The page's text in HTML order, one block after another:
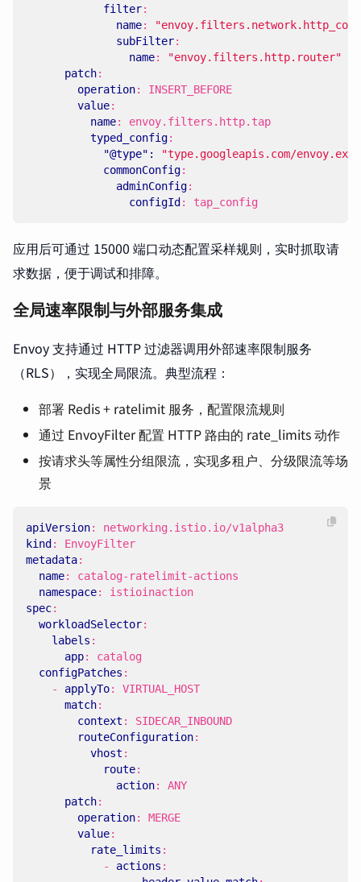
filter:
name:
subFilter:
name:
"envoy.filters.http.router"
patch:
operation:
INSERT_BEFORE
value:
name:
envoy.filters.http.tap
typed_config:
"@type":
"type.googleapis.com/
commonConfig:
adminConfig:
configId: tap_config
应用后可通过 15000 端口动态配置采样规则，实时抓取请
求数据，便于调试和排障。
全局速率限制与外部服务集成
Envoy 支持通过 HTTP 过滤器调用外部速率限制服务
（RLS），实现全局限流。典型流程：
部署 Redis + ratelimit 服务，配置限流规则
通过 EnvoyFilter 配置 HTTP 路由的 rate_limits 动作
按请求头等属性分组限流，实现多租户、分级限流等场
景
apiVersion:
networking.istio.io/v1alpha3
kind:
EnvoyFilter
metadata:
name:
catalog-ratelimit-actions
namespace:
istioinaction
spec:
workloadSelector:
labels :
app:
catalog
configPatches :
- applyTo:
VIRTUAL_HOST
match:
context :
SIDECAR_INBOUND
routeConfiguration:
vhost :
route:
action:
ANY
patch:
operation:
MERGE
value:
rate_limits :
- actions :